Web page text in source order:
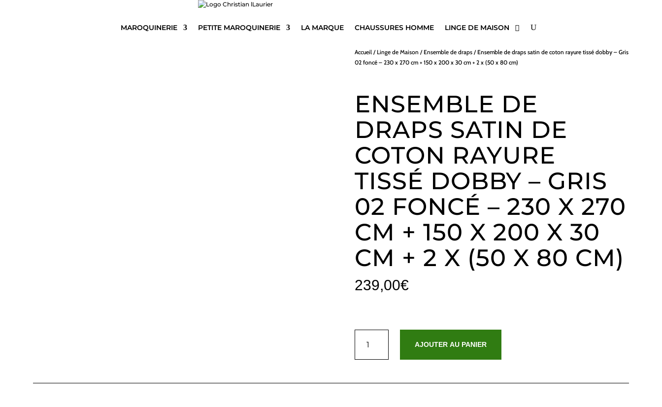
MAROQUINERIE PETITE MAROQUINERIE LA MARQUE CHAUSSURES HOMME LINGE DE MAISON
Accueil / Linge de Maison / Ensemble de draps / Ensemble de draps satin de coton rayure tissé dobby – Gris
02 foncé – 230 x 270 cm + 150 x 200 x 30 cm + 2 x (50 x 80 cm)
ENSEMBLE DE
DRAPS SATIN DE
COTON RAYURE
TISSÉ DOBBY – GRIS
02 FONCÉ – 230 X 270
CM + 150 X 200 X 30
CM + 2 X (50 X 80 CM)
239,00€
de
AJOUTER AU PANIER